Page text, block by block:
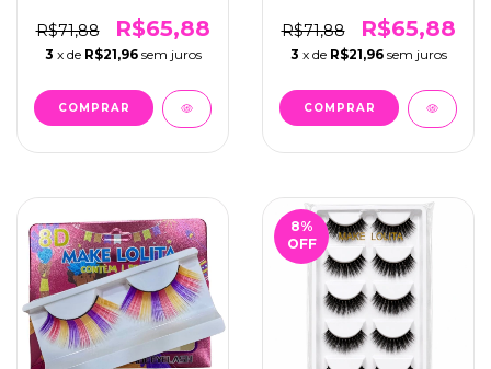
R$71,88
R$65,88
3 x de R$21,96 sem juros
R$71,88
R$65,88
3 x de R$21,96 sem juros
8%
OFF